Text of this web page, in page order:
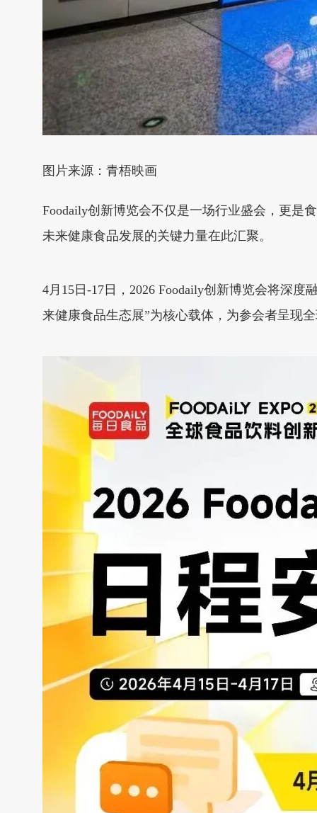
图片来源：青梧映画
Foodaily创新博览会不仅是一场行业盛会，更是
未来健康食品发展的关键力量在此汇聚。
4月15日-17日，2026 Foodaily创新博览会将深
来健康食品生态展”为核心载体，为参会者呈现